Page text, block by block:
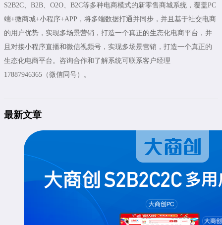
S2B2C、B2B、O2O、B2C等多种电商模式的新零售商城系统，覆盖PC
端+微商城+小程序+APP，将多端数据打通并同步，并且基于社交电商
的用户优势，实现多场景营销，打造一个真正的生态化电商平台，并
且对接小程序直播和微信视频号，实现多场景营销，打造一个真正的
生态化电商平台。咨询合作和了解系统可联系客户经理
17887946365（微信同号）。
最新文章